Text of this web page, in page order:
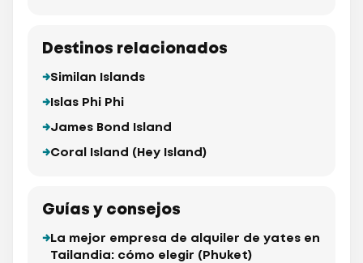
Destinos relacionados
Similan Islands
Islas Phi Phi
James Bond Island
Coral Island (Hey Island)
Guías y consejos
La mejor empresa de alquiler de yates en
Tailandia: cómo elegir (Phuket)